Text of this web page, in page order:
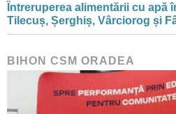
Întreruperea alimentării cu apă
Tilecuș, Șerghiș, Vârciorog și
BIHON CSM ORADEA